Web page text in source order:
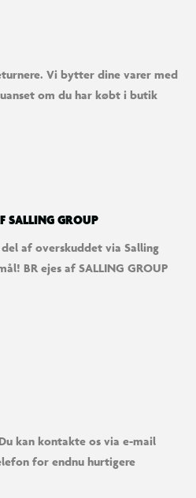
med behagelig feedback
forbindelse sikrer stabil og
på PlayStation 5.
gem op til 4 indbyggede
knapper og meget mere.
Vi bytter dine varer med
om du har købt i butik
SALLING GROUP
af overskuddet via Salling
BR ejes af SALLING GROUP
kan kontakte os via e-mail
for endnu hurtigere